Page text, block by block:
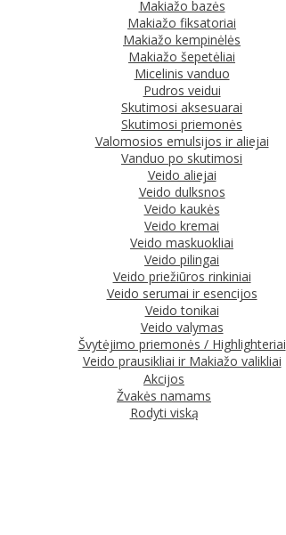
Makiažo bazės
Makiažo fiksatoriai
Makiažo kempinėlės
Makiažo šepetėliai
Micelinis vanduo
Pudros veidui
Skutimosi aksesuarai
Skutimosi priemonės
Valomosios emulsijos ir aliejai
Vanduo po skutimosi
Veido aliejai
Veido dulksnos
Veido kaukės
Veido kremai
Veido maskuokliai
Veido pilingai
Veido priežiūros rinkiniai
Veido serumai ir esencijos
Veido tonikai
Veido valymas
Švytėjimo priemonės / Highlighteriai
Veido prausikliai ir Makiažo valikliai
Akcijos
Žvakės namams
Rodyti viską